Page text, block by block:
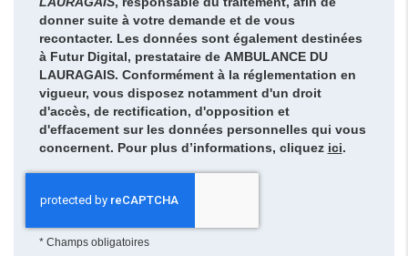
donner suite à votre demande et de vous
recontacter. Les données sont également destinées
à Futur Digital, prestataire de AMBULANCE DU
LAURAGAIS. Conformément à la réglementation en
vigueur, vous disposez notamment d'un droit
d'accès, de rectification, d'opposition et
d'effacement sur les données personnelles qui vous
concernent. Pour plus d’informations, cliquez ici.
* Champs obligatoires